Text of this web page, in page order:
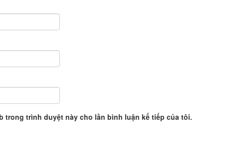
trong trình duyệt này cho lần bình luận kế tiếp của tôi.